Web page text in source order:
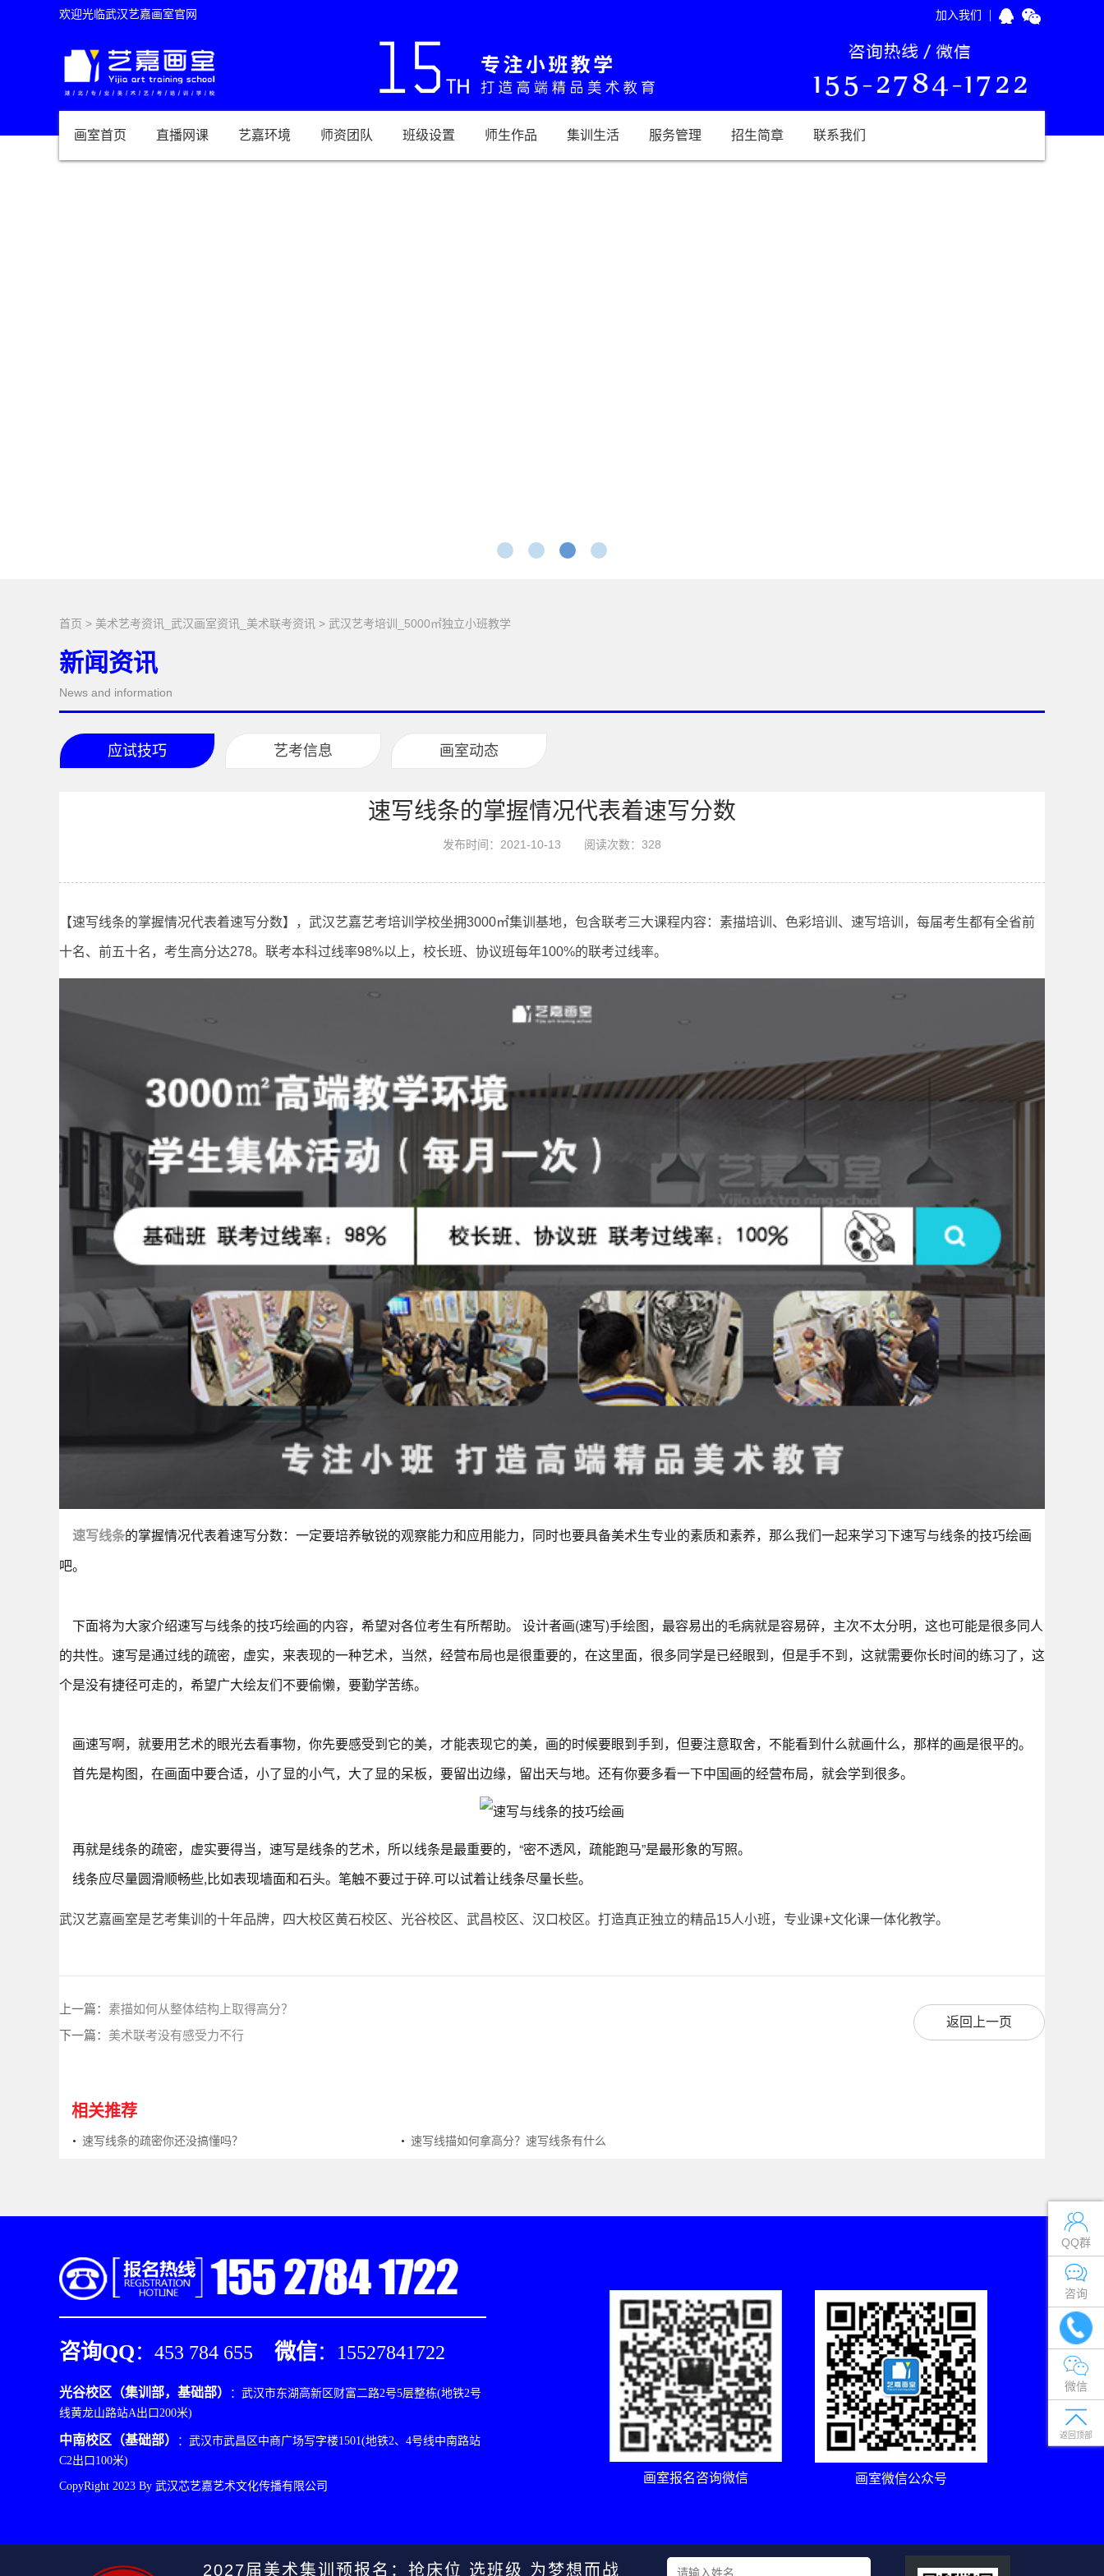
欢迎光临武汉艺嘉画室官网 加入我们 |
画室首页 直播网课 艺嘉环境 师资团队 班级设置 师生作品 集训生活 服务管理 招生简章 联系我们
首页 > 美术艺考资讯_武汉画室资讯_美术联考资讯 > 武汉艺考培训_5000㎡独立小班教学
新闻资讯
News and information
应试技巧 艺考信息 画室动态
速写线条的掌握情况代表着速写分数
发布时间：2021-10-13 阅读次数： 328
【速写线条的掌握情况代表着速写分数】，武汉艺嘉艺考培训学校坐拥3000㎡集训基地，包含联考三大课程内容：素描培训、色彩培训、速写培训，每届考生都有全省前
十名、前五十名，考生高分达278。联考本科过线率98%以上，校长班、协议班每年100%的联考过线率。
速写线条的掌握情况代表着速写分数：一定要培养敏锐的观察能力和应用能力，同时也要具备美术生专业的素质和素养，那么我们一起来学习下速写与线条的技巧绘画
吧。
下面将为大家介绍速写与线条的技巧绘画的内容，希望对各位考生有所帮助。 设计者画(速写)手绘图，最容易出的毛病就是容易碎，主次不太分明，这也可能是很多同人
的共性。速写是通过线的疏密，虚实，来表现的一种艺术，当然，经营布局也是很重要的，在这里面，很多同学是已经眼到，但是手不到，这就需要你长时间的练习了，这
个是没有捷径可走的，希望广大绘友们不要偷懒，要勤学苦练。
画速写啊，就要用艺术的眼光去看事物，你先要感受到它的美，才能表现它的美，画的时候要眼到手到，但要注意取舍，不能看到什么就画什么，那样的画是很平的。
首先是构图，在画面中要合适，小了显的小气，大了显的呆板，要留出边缘，留出天与地。还有你要多看一下中国画的经营布局，就会学到很多。
再就是线条的疏密，虚实要得当，速写是线条的艺术，所以线条是最重要的，“密不透风，疏能跑马”是最形象的写照。
线条应尽量圆滑顺畅些,比如表现墙面和石头。笔触不要过于碎.可以试着让线条尽量长些。
武汉艺嘉画室是艺考集训的十年品牌，四大校区黄石校区、光谷校区、武昌校区、汉口校区。打造真正独立的精品15人小班，专业课+文化课一体化教学。
上一篇： 素描如何从整体结构上取得高分？
下一篇： 美术联考没有感受力不行
返回上一页
相关推荐
速写线条的疏密你还没搞懂吗？ 速写线描如何拿高分？速写线条有什么
咨询QQ：453 784 655 微信：15527841722
光谷校区（集训部，基础部）
：武汉市东湖高新区财富二路2号5层整栋(地铁2号
线黄龙山路站A出口200米)
中南校区（基础部）
：武汉市武昌区中商广场写字楼1501(地铁2、4号线中南路站
C2出口100米)
CopyRight 2023 By 武汉芯艺嘉艺术文化传播有限公司
画室报名咨询微信 画室微信公众号
2027届美术集训预报名：抢床位 选班级 为梦想而战
QQ群
咨询
微信
返回顶部